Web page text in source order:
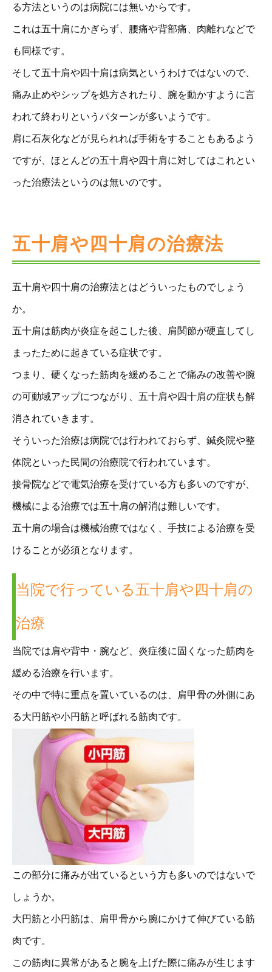
る方法というのは病院には無いからです。
これは五十肩にかぎらず、腰痛や背部痛、肉離れなどで
も同様です。
そして五十肩や四十肩は病気というわけではないので、
痛み止めやシップを処方されたり、腕を動かすように言
われて終わりというパターンが多いようです。
肩に石灰化などが見られれば手術をすることもあるよう
ですが、ほとんどの五十肩や四十肩に対してはこれとい
った治療法というのは無いのです。
五十肩や四十肩の治療法
五十肩や四十肩の治療法とはどういったものでしょう
か。
五十肩は筋肉が炎症を起こした後、肩関節が硬直してし
まったために起きている症状です。
つまり、硬くなった筋肉を緩めることで痛みの改善や腕
の可動域アップにつながり、五十肩や四十肩の症状も解
消されていきます。
そういった治療は病院では行われておらず、鍼灸院や整
体院といった民間の治療院で行われています。
接骨院などで電気治療を受けている方も多いのですが、
機械による治療では五十肩の解消は難しいです。
五十肩の場合は機械治療ではなく、手技による治療を受
けることが必須となります。
当院で行っている五十肩や四十肩の
治療
当院では肩や背中・腕など、炎症後に固くなった筋肉を
緩める治療を行います。
その中で特に重点を置いているのは、肩甲骨の外側にあ
る大円筋や小円筋と呼ばれる筋肉です。
この部分に痛みが出ているという方も多いのではないで
しょうか。
大円筋と小円筋は、肩甲骨から腕にかけて伸びている筋
肉です。
この筋肉に異常があると腕を上げた際に痛みが生じます